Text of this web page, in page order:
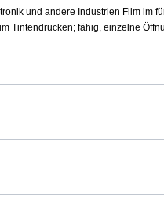
und andere Industrien Film im
Tintendrucken; fähig, einzelne